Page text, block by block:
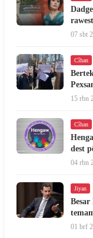
07 sbt
Cîhan
15 rbn
Cîhan
dest
04 rbn
Jiyan
01 brf